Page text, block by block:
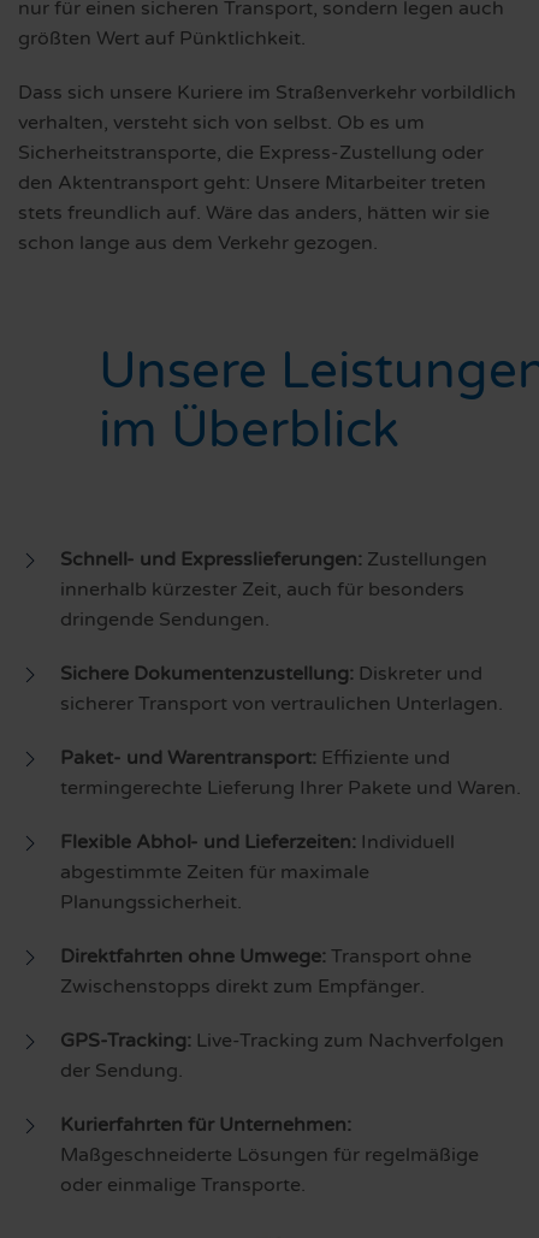
nur für einen sicheren Transport, sondern legen auch
größten Wert auf Pünktlichkeit.
Dass sich unsere Kuriere im Straßenverkehr vorbildlich
verhalten, versteht sich von selbst. Ob es um
Sicherheitstransporte, die Express-Zustellung oder
den Aktentransport geht: Unsere Mitarbeiter treten
stets freundlich auf. Wäre das anders, hätten wir sie
schon lange aus dem Verkehr gezogen.
Unsere
im Überblick
Schnell- und Expresslieferungen: Zustellungen
innerhalb kürzester Zeit, auch für besonders
dringende Sendungen.
Sichere Dokumentenzustellung: Diskreter und
sicherer Transport von vertraulichen Unterlagen.
Paket- und Warentransport: Effiziente und
termingerechte Lieferung Ihrer Pakete und Waren.
Flexible Abhol- und Lieferzeiten: Individuell
abgestimmte Zeiten für maximale
Planungssicherheit.
Direktfahrten ohne Umwege: Transport ohne
Zwischenstopps direkt zum Empfänger.
GPS-Tracking: Live-Tracking zum Nachverfolgen
der Sendung.
Kurierfahrten für Unternehmen:
Maßgeschneiderte Lösungen für regelmäßige
oder einmalige Transporte.